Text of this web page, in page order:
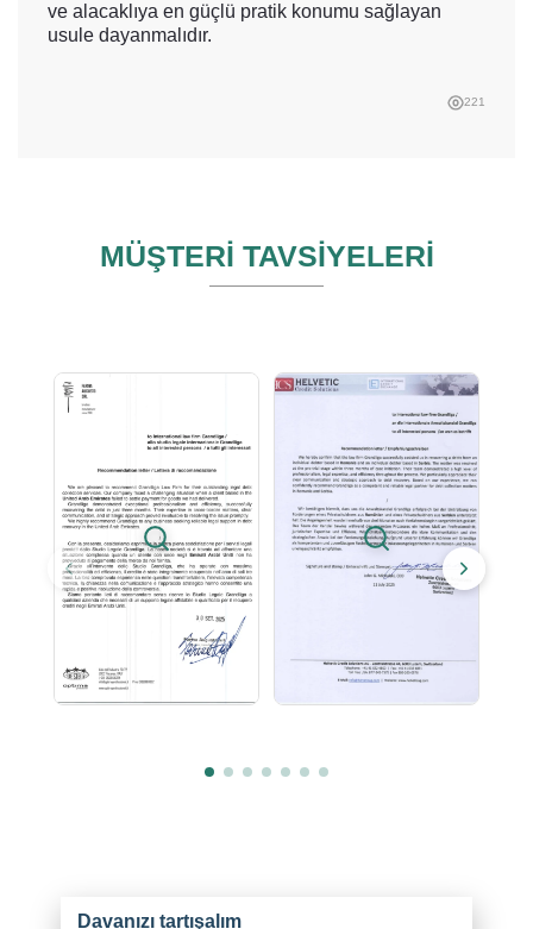
ve alacaklıya en güçlü pratik konumu sağlayan
usule dayanmalıdır.
221
MÜŞTERİ TAVSİYELERİ
Davanızı tartışalım